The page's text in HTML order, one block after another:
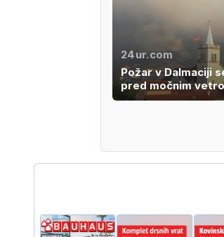
24ur.com
Požar v Dalmaciji
pred močnim